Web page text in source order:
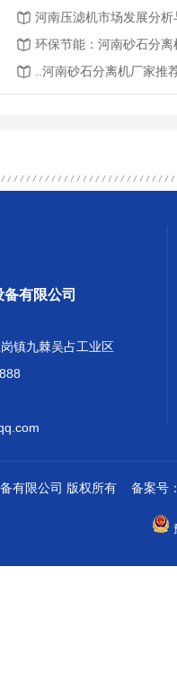
河南压滤机市场发展分析
环保节能：河南砂石分
..河南砂石分离机厂家推
有限公司
镇九棘吴占工业区
有限公司 版权所有 备案号：